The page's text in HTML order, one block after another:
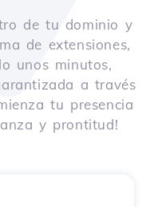
de tu dominio y
de extensiones,
unos minutos,
a través
tu presencia
y prontitud!